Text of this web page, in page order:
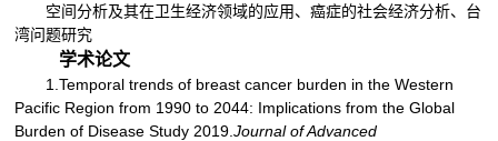
空间分析及其在卫生经济领域的应用、癌症的社会经济分析、台
湾问题研究
学术论文
1.Temporal trends of breast cancer burden in the Western
Pacific Region from 1990 to 2044: Implications from the Global
Burden of Disease Study 2019.Journal of Advanced